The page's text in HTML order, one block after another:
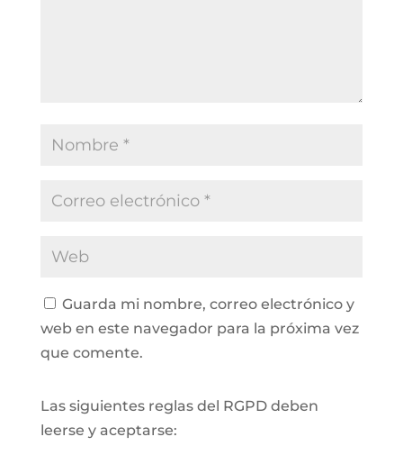
Guarda mi nombre, correo electrónico y
web en este navegador para la próxima vez
que comente.
Las siguientes reglas del RGPD deben
leerse y aceptarse: